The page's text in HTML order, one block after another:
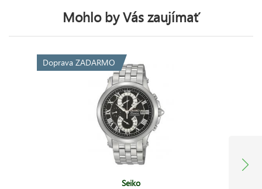
Mohlo by Vás zaujímať
Doprava ZADARMO
Seiko